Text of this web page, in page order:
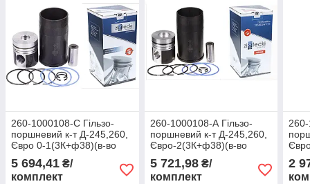
260-1000108-С Гільзо-
поршневий к-т Д-245,260,
Євро 0-1(3К+ф38)(в-во
Zlotec Польша)
5 694,41 ₴/
комплект
260-1000108-А Гільзо-
поршневий к-т Д-245,260,
Євро-2(3К+ф38)(в-во
Zlotec Польша
5 721,98₴/
комплект
260-
2